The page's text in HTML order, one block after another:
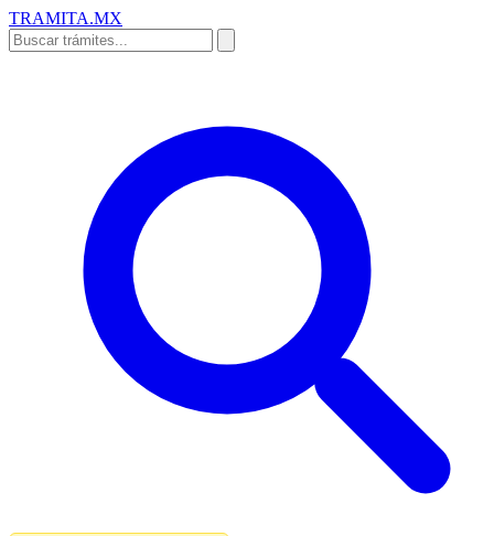
TRAMITA.MX